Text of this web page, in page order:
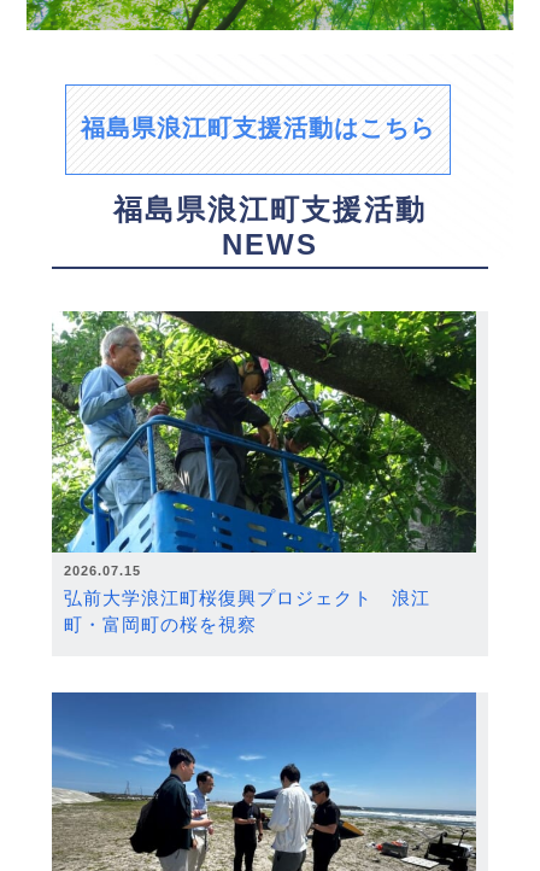
福島県浪江町支援活動はこちら
福島県浪江町支援活動
NEWS
2026.07.15
弘前大学浪江町桜復興プロジェクト 浪江
町・富岡町の桜を視察